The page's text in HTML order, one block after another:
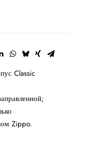
Classic
Zippo.